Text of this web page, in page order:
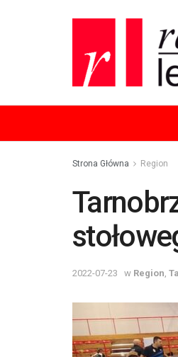
Strona Główna Region
2022-07-23 w Region